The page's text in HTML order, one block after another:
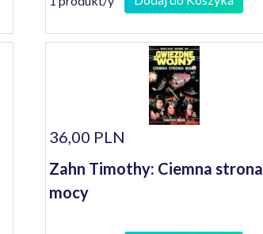
36,00 PLN
Zahn Timothy: Ciemna strona
mocy